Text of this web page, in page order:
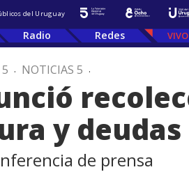
del Uruguay
Radio Redes
. NOTICIAS 5 .
y deudas
de prensa